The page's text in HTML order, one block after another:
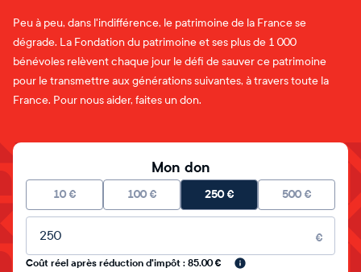
Peu à peu, dans l'indifférence, le patrimoine de la France se
dégrade. La Fondation du patrimoine et ses plus de 1 000
bénévoles relèvent chaque jour le défi de sauver ce patrimoine
pour le transmettre aux générations suivantes, à travers toute la
France. Pour nous aider, faites un don.
Mon don
10 € 100 € 250€ 500 €
Montant libre
€
Coût réel après réduction d'impôt : 85.00 €